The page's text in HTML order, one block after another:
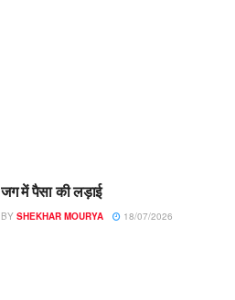
जग में पैसा की लड़ाई
BY SHEKHAR MOURYA 18/07/2026